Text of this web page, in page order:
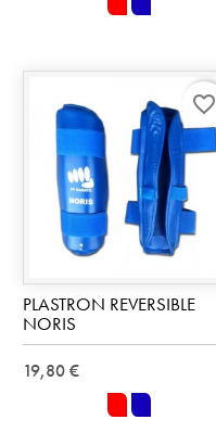
rouge
PLASTRON REVERSIBLE
NORIS
19,80 €
rouge
favorite_border